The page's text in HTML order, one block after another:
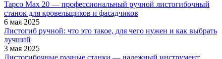
Tapco Max 20 — профессиональный ручной листогибочный
станок для кровельщиков и фасадчиков
6 мая 2025
Листогиб ручной: что это такое, для чего нужен и как выбрать
лучший
3 мая 2025
Листогибочные ручные станки — надежный инструмент